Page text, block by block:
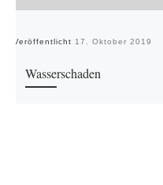
Veröffentlicht 17. Oktober 2019
Wasserschaden